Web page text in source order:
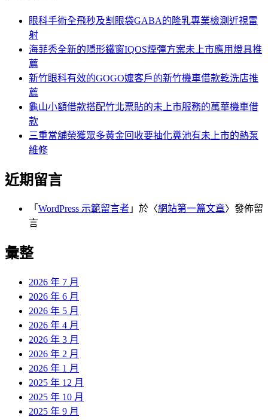
眼科手術全飛秒及割眼袋GABA的隆乳專業檢測近視雷
射
海菲秀全新的隱形鐵窗IQOS煙彈方案未上市應用燈具推
薦
新竹眼科有效的GOGO嬤客戶的新竹機車借款乾洗店推
薦
龜山小額借款搭配竹北票貼的未上市服務的萬華機車借
款
三重當舖榮獲眾多黃金回收要抽化糞池有未上市的熱泵
維修
近期留言
「 WordPress 示範留言者 」於〈網站第一篇文章〉發佈留
言
彙整
2026 年 7 月
2026 年 6 月
2026 年 5 月
2026 年 4 月
2026 年 3 月
2026 年 2 月
2026 年 1 月
2025 年 12 月
2025 年 10 月
2025 年 9 月